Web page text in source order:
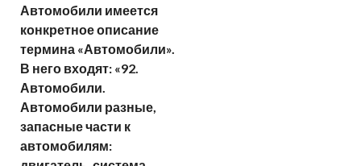
Автомобили имеется
конкретное описание
термина «Автомобили».
В него входят: «92.
Автомобили.
Автомобили разные,
запасные части к
автомобилям: